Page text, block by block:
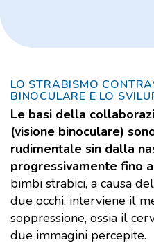
LO STRABISMO
BINOCULARE E LO
Le basi della
(visione binoculare)
rudimentale sin dalla
progressivamente fino
bimbi strabici, a causa
due occhi, interviene il
soppressione, ossia il
due immagini percepite.